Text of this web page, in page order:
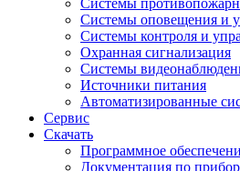
Системы
Системы оповещения и
Системы контроля и
Охранная сигнализация
Системы
Источники питания
Автоматизированные
Сервис
Скачать
Программное
Документация по